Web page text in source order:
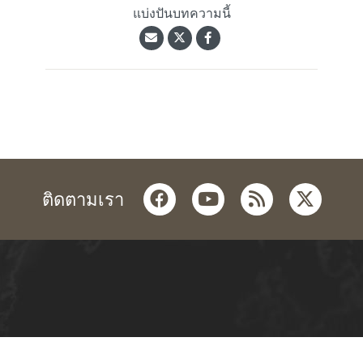
แบ่งปันบทความนี้
ติดตามเรา facebookyoutube
rss twitter